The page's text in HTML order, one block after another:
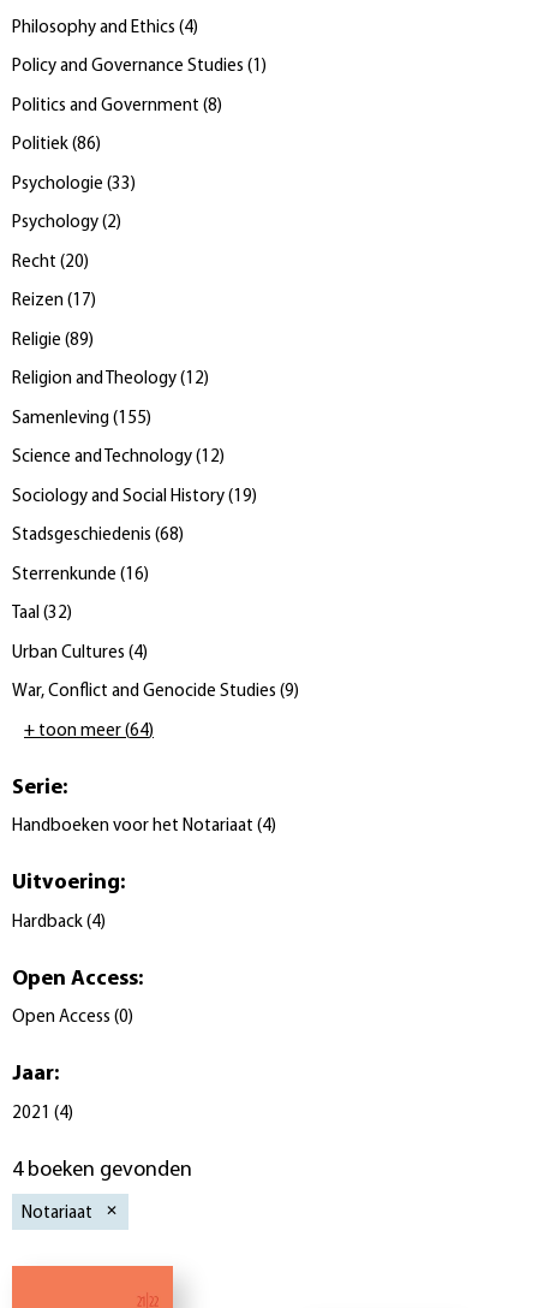
Philosophy and Ethics (4)
Policy and Governance Studies (1 )
Politics and Government (8)
Politiek (86)
Psychologie (33)
Psychology (2)
Recht (20)
Reizen (17)
Religie (89)
Religion and Theology (12)
Samenleving (155)
Science and Technology (12)
Sociology and Social History (19)
Stadsgeschiedenis (68)
Sterrenkunde (16)
Taal (32)
Urban Cultures (4)
War, Conflict and Genocide Studies (9)
+ toon meer (64)
Serie:
Handboeken voor het Notariaat (4)
Uitvoering:
Hardback (4)
Open Access:
Open Access (0)
Jaar:
2021 (4)
4 boeken gevonden
Notariaat